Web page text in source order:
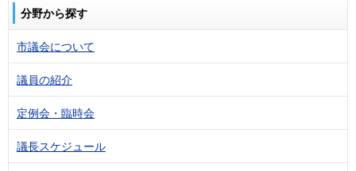
分野から探す
市議会について
議員の紹介
定例会・臨時会
議長スケジュール